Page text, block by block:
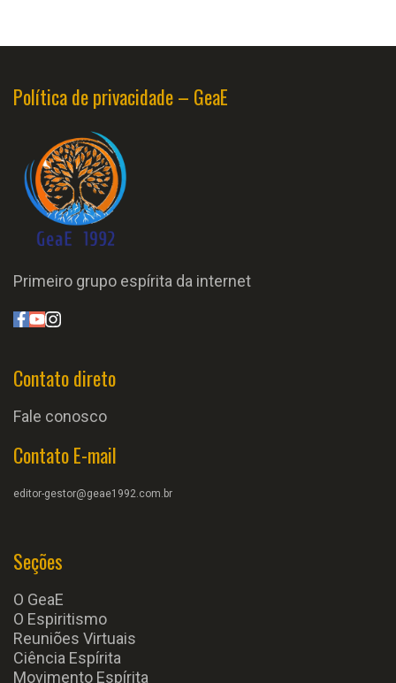
Política de privacidade – GeaE
Primeiro grupo espírita da internet
Contato direto
Fale conosco
Contato E-mail
editor-gestor@geae1992.com.br
Seções
O GeaE
O Espiritismo
Reuniões Virtuais
Ciência Espírita
Movimento Espírita